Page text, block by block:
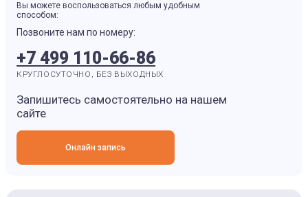
Вы можете воспользоваться любым удобным
способом:
Позвоните нам по номеру:
+7 499 110-66-86
КРУГЛОСУТОЧНО, БЕЗ ВЫХОДНЫХ
Запишитесь самостоятельно на нашем
сайте
Онлайн запись